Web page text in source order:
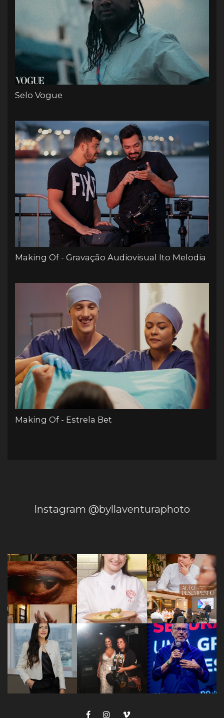
Selo Vogue
Making Of - Gravação Audiovisual Ito Melodia
Making Of - Estrela Bet
Instagram @byllaventuraphoto